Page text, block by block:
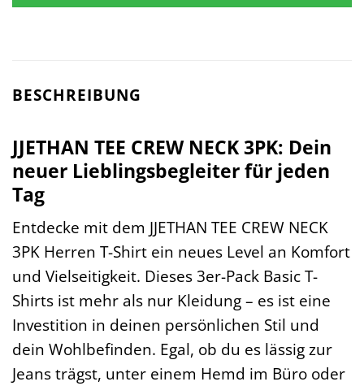
BESCHREIBUNG
JJETHAN TEE CREW NECK 3PK: Dein
neuer Lieblingsbegleiter für jeden
Tag
Entdecke mit dem JJETHAN TEE CREW NECK
3PK Herren T-Shirt ein neues Level an Komfort
und Vielseitigkeit. Dieses 3er-Pack Basic T-
Shirts ist mehr als nur Kleidung – es ist eine
Investition in deinen persönlichen Stil und
dein Wohlbefinden. Egal, ob du es lässig zur
Jeans trägst, unter einem Hemd im Büro oder